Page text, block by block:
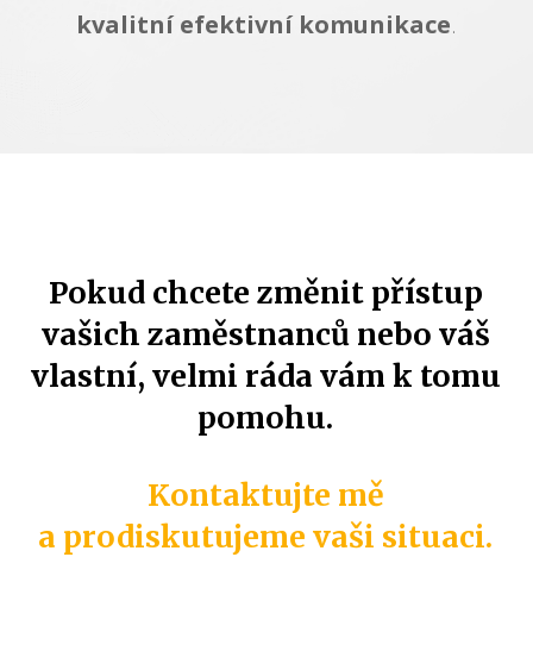
kvalitní efektivní komunikace.
Pokud chcete změnit přístup
vašich zaměstnanců nebo váš
vlastní, velmi ráda vám k tomu
pomohu.
Kontaktujte mě
a prodiskutujeme vaši situaci.